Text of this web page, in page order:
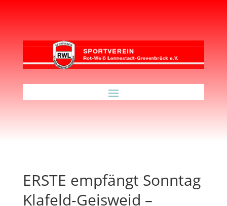
ERSTE empfängt Sonntag
Klafeld-Geisweid –